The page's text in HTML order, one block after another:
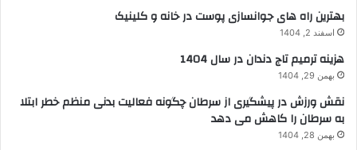
بهترین راه های جوانسازی پوست در خانه و کلینیک
اسفند 2, 1404
هزینه ترمیم تاج دندان در سال 1404
بهمن 29, 1404
نقش ورزش در پیشگیری از سرطان چگونه فعالیت بدنی منظم خطر ابتلا
به سرطان را کاهش می دهد
بهمن 28, 1404